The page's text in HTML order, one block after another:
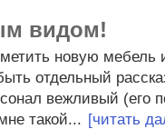
видом!
новую мебель
отдельный
вежливый (его
такой... [читать